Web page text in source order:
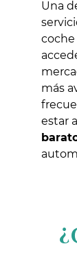
Una
coche
más
estar